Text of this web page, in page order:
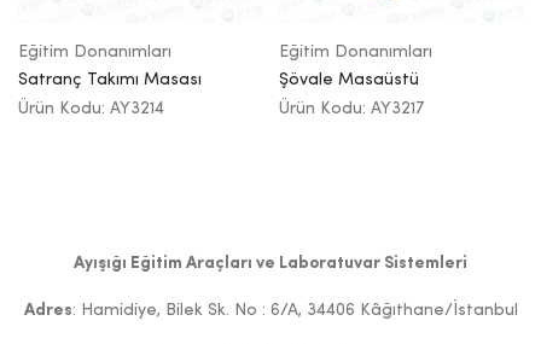
Eğitim Donanımları
Satranç Takımı Masası
Ürün Kodu: AY3214
Eğitim Donanımları
Şövale Masaüstü
Ürün Kodu: AY3217
Ayışığı Eğitim Araçları ve Laboratuvar Sistemleri
Adres: Hamidiye, Bilek Sk. No : 6/A, 34406 Kâğıthane/İstanbul